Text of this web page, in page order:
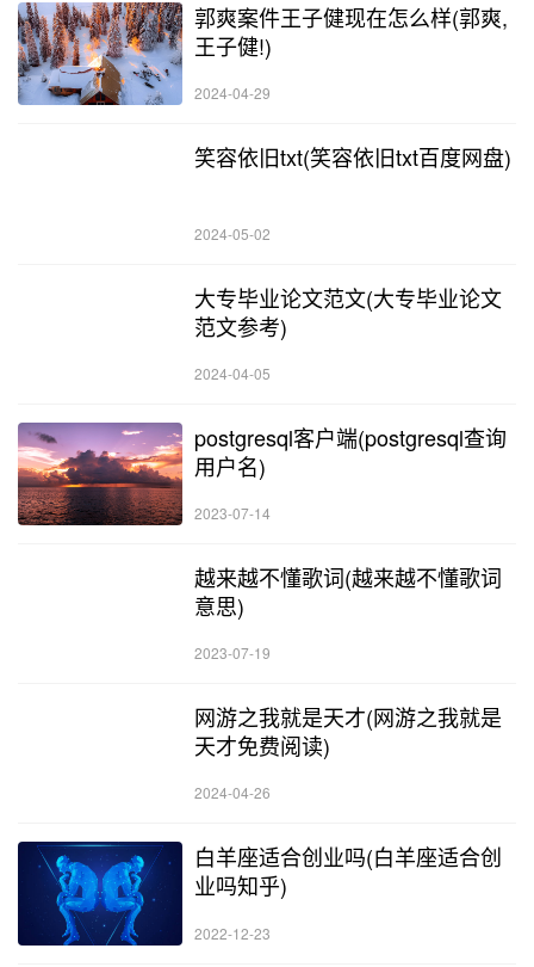
郭爽案件王子健现在怎么样(郭爽,
王子健!)
2024-04-29
笑容依旧txt(笑容依旧txt百度网盘)
2024-05-02
大专毕业论文范文(大专毕业论文
范文参考)
2024-04-05
postgresql客户端(postgresql查询
用户名)
2023-07-14
越来越不懂歌词(越来越不懂歌词
意思)
2023-07-19
网游之我就是天才(网游之我就是
天才免费阅读)
2024-04-26
白羊座适合创业吗(白羊座适合创
业吗知乎)
2022-12-23